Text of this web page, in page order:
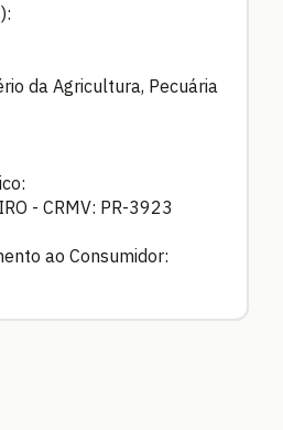
da Agricultura, Pecuária
- CRMV: PR-3923
ao Consumidor: